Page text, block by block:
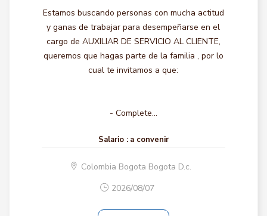
Estamos buscando personas con mucha actitud
y ganas de trabajar para desempeñarse en el
cargo de AUXILIAR DE SERVICIO AL CLIENTE,
queremos que hagas parte de la familia , por lo
cual te invitamos a que:
- Complete...
Salario : a convenir
Colombia Bogota Bogota D.c.
2026/08/07